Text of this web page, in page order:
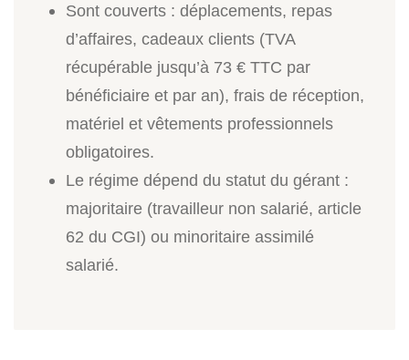
Sont couverts : déplacements, repas
d’affaires, cadeaux clients (TVA
récupérable jusqu’à 73 € TTC par
bénéficiaire et par an), frais de réception,
matériel et vêtements professionnels
obligatoires.
Le régime dépend du statut du gérant :
majoritaire (travailleur non salarié, article
62 du CGI) ou minoritaire assimilé
salarié.